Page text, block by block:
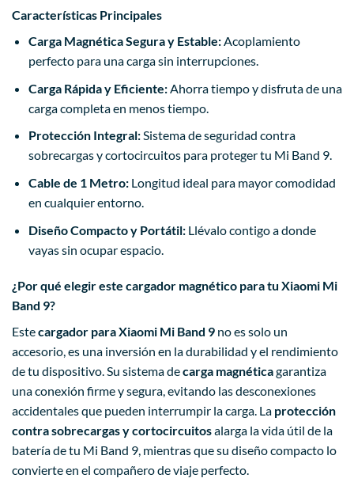
Características Principales
Carga Magnética Segura y Estable:Acoplamiento
perfecto para una carga sin interrupciones.
Carga Rápida y Eficiente:Ahorra tiempo y disfruta de una
carga completa en menos tiempo.
Protección Integral:Sistema de seguridad contra
sobrecargas y cortocircuitos para proteger tu Mi Band 9.
Cable de 1 Metro:Longitud ideal para mayor comodidad
en cualquier entorno.
Diseño Compacto y Portátil:Llévalo contigo a donde
vayas sin ocupar espacio.
¿Por qué elegir este cargador magnético para tu Xiaomi Mi
Band 9?
Estecargador para Xiaomi Mi Band 9 no es solo un
accesorio, es una inversión en la durabilidad y el rendimiento
de tu dispositivo. Su sistema decarga magnéticagarantiza
una conexión firme y segura, evitando las desconexiones
accidentales que pueden interrumpir la carga. La protección
contra sobrecargas y cortocircuitosalarga la vida útil de la
batería de tu Mi Band 9, mientras que su diseño compacto lo
convierte en el compañero de viaje perfecto.